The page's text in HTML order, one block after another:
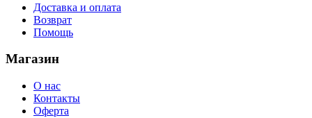
Доставка и оплата
Возврат
Помощь
Магазин
О нас
Контакты
Оферта